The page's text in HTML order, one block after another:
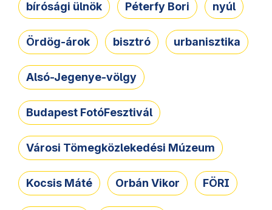
bírósági ülnök Péterfy Bori nyúl
Ördög-árok bisztró urbanisztika
Alsó-Jegenye-völgy
Budapest FotóFesztivál
Városi Tömegközlekedési Múzeum
Kocsis Máté Orbán Vikor FÖRI